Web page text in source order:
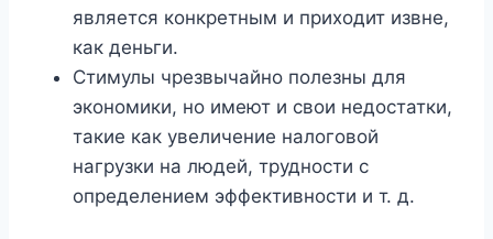
является конкретным и приходит извне,
как деньги.
Стимулы чрезвычайно полезны для
экономики, но имеют и свои недостатки,
такие как увеличение налоговой
нагрузки на людей, трудности с
определением эффективности и т. д.